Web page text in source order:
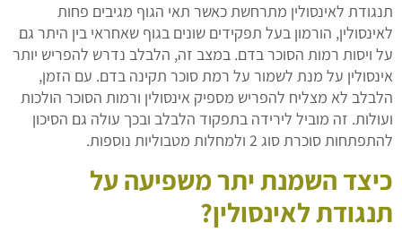
תנגודת לאינסולין מתרחשת כאשר תאי הגוף מגיבים פחות
לאינסולין, הורמון בעל תפקידים שונים בגוף שאחראי בין היתר גם
על ויסות רמות הסוכר בדם. במצב זה, הלבלב נדרש להפריש יותר
אינסולין על מנת לשמור על רמת סוכר תקינה בדם. עם הזמן,
הלבלב לא מצליח להפריש מספיק אינסולין ורמות הסוכר הולכות
ועולות. זה מוביל לירידה בתפקוד הלבלב ובכך עולה גם הסיכון
להתפתחות סוכרת סוג 2 ולמחלות מטבוליות נוספות.
כיצד השמנת יתר משפיעה על
תנגודת לאינסולין?